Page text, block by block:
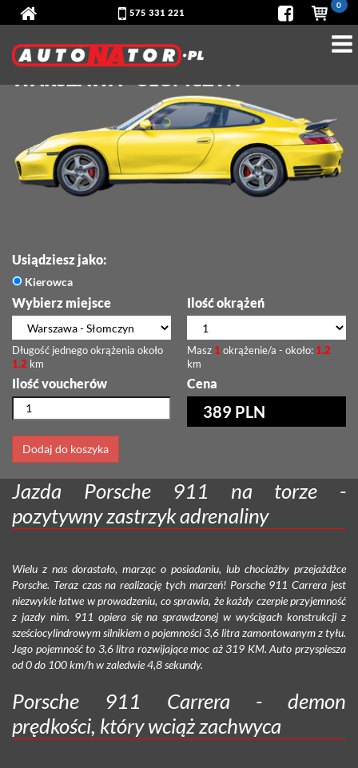
575 331 221
0
PORSCHE 911 CARRERA - TOR
WARSZAWA - SŁOMCZYN
Usiądziesz jako:
Kierowca
Wybierz miejsce
Długość jednego okrążenia około
1.2 km
Ilość okrążeń
Masz 1 okrążenie/a - około: 1.2
km
Ilość voucherów Cena
389 PLN
Dodaj do koszyka
Jazda Porsche 911 na torze -
pozytywny zastrzyk adrenaliny
Wielu z nas dorastało, marząc o posiadaniu, lub chociażby przejażdżce
Porsche. Teraz czas na realizację tych marzeń! Porsche 911 Carrera jest
niezwykle łatwe w prowadzeniu, co sprawia, że każdy czerpie przyjemność
z jazdy nim. 911 opiera się na sprawdzonej w wyścigach konstrukcji z
sześciocylindrowym silnikiem o pojemności 3,6 litra zamontowanym z tyłu.
Jego pojemność to 3,6 litra rozwijające moc aż 319 KM. Auto przyspiesza
od 0 do 100 km/h w zaledwie 4,8 sekundy.
Porsche 911 Carrera - demon
prędkości, który wciąż zachwyca